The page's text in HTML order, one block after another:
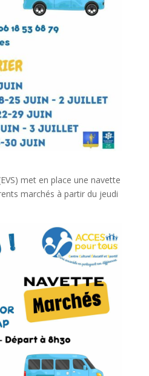
met en place une navette
marchés à partir du jeudi